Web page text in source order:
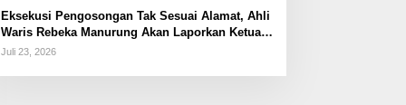
Eksekusi Pengosongan Tak Sesuai Alamat, Ahli
Waris Rebeka Manurung Akan Laporkan Ketua
PN Jaktim
Juli 23, 2026